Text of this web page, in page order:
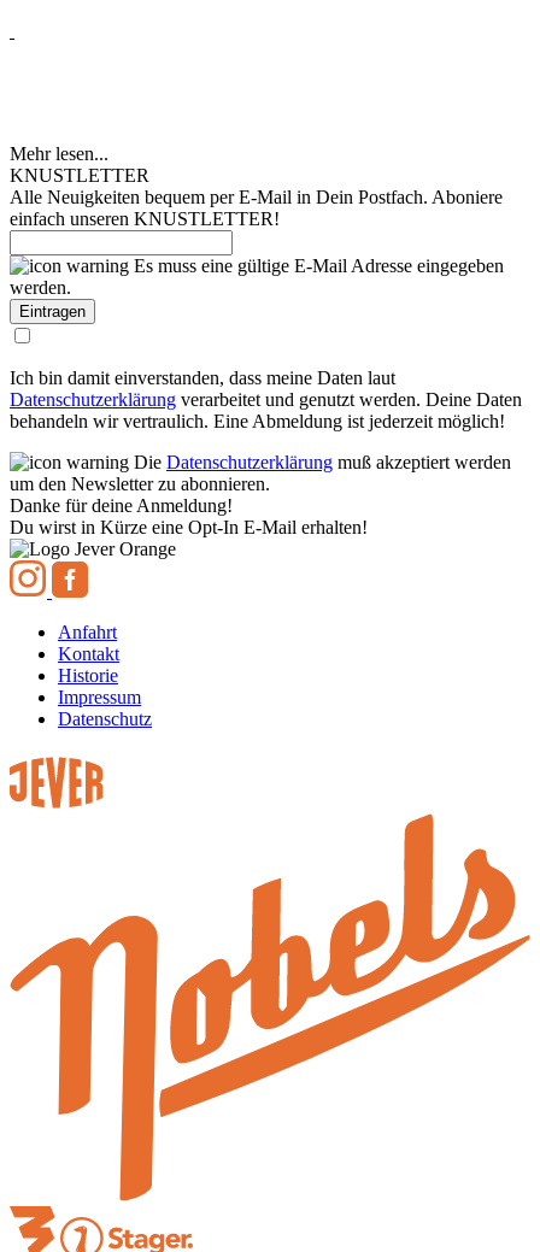
Mehr lesen...
KNUSTLETTER
Alle Neuigkeiten bequem per E-Mail in Dein Postfach. Aboniere
einfach unseren KNUSTLETTER!
Es muss eine gültige E-Mail Adresse eingegeben
werden.
Ich bin damit einverstanden, dass meine Daten laut
Datenschutzerklärung verarbeitet und genutzt werden. Deine Daten
behandeln wir vertraulich. Eine Abmeldung ist jederzeit möglich!
Die Datenschutzerklärung muß akzeptiert werden
um den Newsletter zu abonnieren.
Danke für deine Anmeldung!
Du wirst in Kürze eine Opt-In E-Mail erhalten!
Anfahrt
Kontakt
Historie
Impressum
Datenschutz